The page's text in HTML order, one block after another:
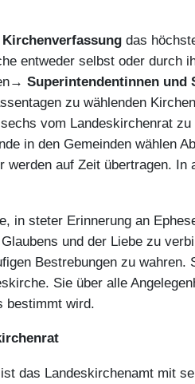
Kirchenverfassungdas
entweder selbst oder durch
Superintendentinnen und
zu wählenden
vom Landeskirchenrat
in den Gemeinden wählen
werden auf Zeit übertragen.
in steter Erinnerung an
und der Liebe zu
Bestrebungen zu
Sie über alle
bestimmt wird.
das Landeskirchenamt mit